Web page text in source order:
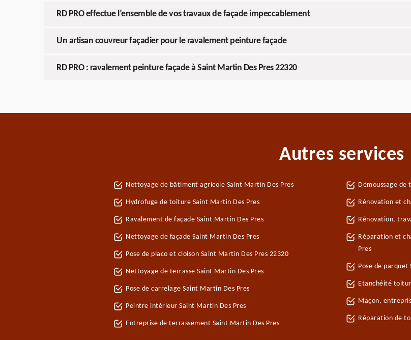
RD PRO effectue l’ensemble de vos travaux de façade impeccablement
Un artisan couvreur façadier pour le ravalement peinture façade
RD PRO : ravalement peinture façade à Saint Martin Des Pres 22320
Autres services
Nettoyage de bâtiment agricole Saint Martin Des Pres
Hydrofuge de toiture Saint Martin Des Pres
Ravalement de façade Saint Martin Des Pres
Nettoyage de façade Saint Martin Des Pres
Pose de placo et cloison Saint Martin Des Pres 22320
Nettoyage de terrasse Saint Martin Des Pres
Pose de carrelage Saint Martin Des Pres
Peintre intérieur Saint Martin Des Pres
Entreprise de terrassement Saint Martin Des Pres
Démoussage de
Rénovation et
Rénovation,
Réparation et
Pres
Pose de parquet
Etanchéité
Maçon,
Réparation de